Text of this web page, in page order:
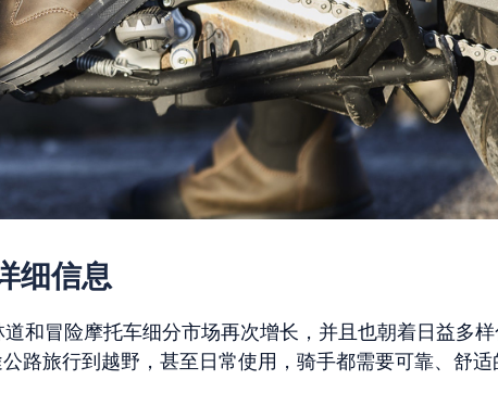
细信息
和冒险摩托车细分市场再次增长，并且也朝着日益多
路旅行到越野，甚至日常使用，骑手都需要可靠、舒适